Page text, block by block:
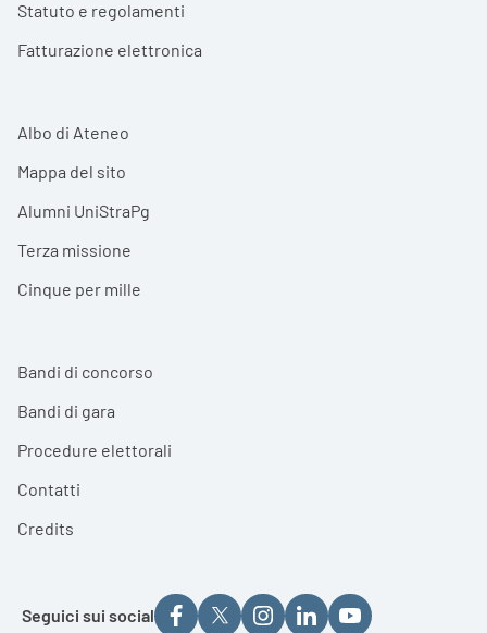
Statuto e regolamenti
Fatturazione elettronica
Albo di Ateneo
Mappa del sito
Alumni UniStraPg
Terza missione
Cinque per mille
Bandi di concorso
Bandi di gara
Procedure elettorali
Contatti
Credits
Seguici sui social